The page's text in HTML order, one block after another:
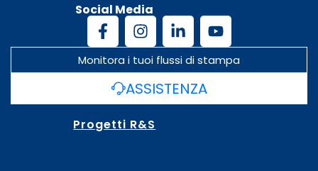
Social Media
Monitora i tuoi flussi di stampa
ASSISTENZA
Progetti R&S